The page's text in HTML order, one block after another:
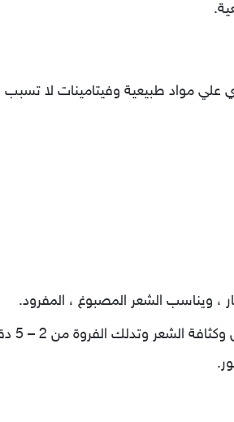
علي مواد طبيعية وفيتامينات لا
، ويناسب الشعر المصبوغ ، المفرود.
يتم